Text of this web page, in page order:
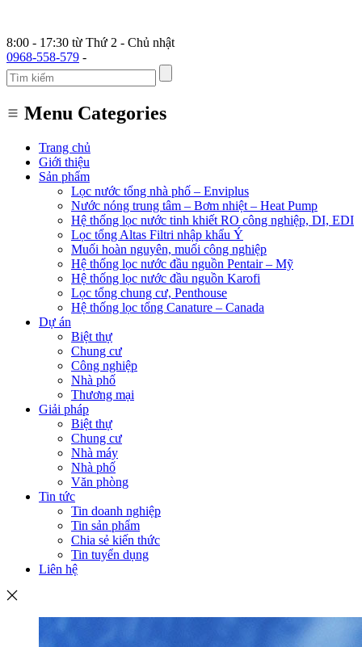
8:00 - 17:30 từ Thứ 2 - Chủ nhật
0968-558-579 -
Menu Categories
Trang chủ
Giới thiệu
Sản phẩm
Lọc nước tổng nhà phố – Enviplus
Nước nóng trung tâm – Bơm nhiệt – Heat Pump
Hệ thống lọc nước tinh khiết RO công nghiệp, DI, EDI
Lọc tổng Altas Filtri nhập khẩu Ý
Muối hoàn nguyên, muối công nghiệp
Hệ thống lọc nước đầu nguồn Pentair – Mỹ
Hệ thống lọc nước đầu nguồn Karofi
Lọc tổng chung cư, Penthouse
Hệ thống lọc tổng Canature – Canada
Dự án
Biệt thự
Chung cư
Công nghiệp
Nhà phố
Thương mại
Giải pháp
Biệt thự
Chung cư
Nhà máy
Nhà phố
Văn phòng
Tin tức
Tin doanh nghiệp
Tin sản phẩm
Chia sẻ kiến thức
Tin tuyển dụng
Liên hệ